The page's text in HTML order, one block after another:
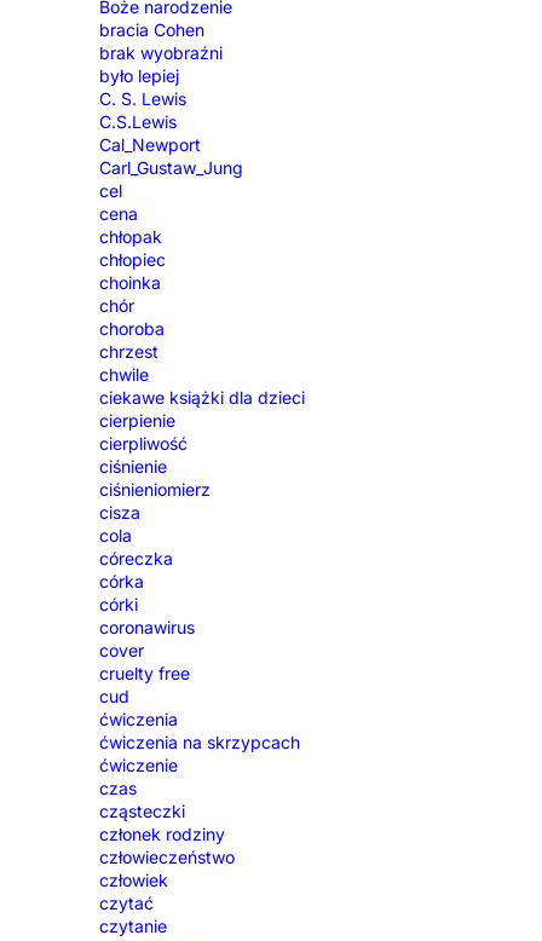
Boże narodzenie
bracia Cohen
brak wyobraźni
było lepiej
C. S. Lewis
C.S.Lewis
Cal_Newport
Carl_Gustaw_Jung
cel
cena
chłopak
chłopiec
choinka
chór
choroba
chrzest
chwile
ciekawe książki dla dzieci
cierpienie
cierpliwość
ciśnienie
ciśnieniomierz
cisza
cola
córeczka
córka
córki
coronawirus
cover
cruelty free
cud
ćwiczenia
ćwiczenia na skrzypcach
ćwiczenie
czas
cząsteczki
członek rodziny
człowieczeństwo
człowiek
czytać
czytanie